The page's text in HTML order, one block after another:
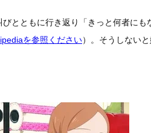
とともに行き返り「きっと何者にも
を参照ください）。そうしない